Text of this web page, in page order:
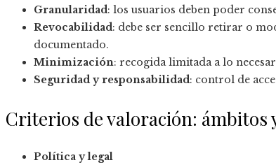
Granularidad: los usuarios deben poder
Revocabilidad: debe ser sencillo retirar o
documentado.
Minimización: recogida limitada a lo
Seguridad y responsabilidad: control de
Criterios de valoración: ámbitos
Política y legal